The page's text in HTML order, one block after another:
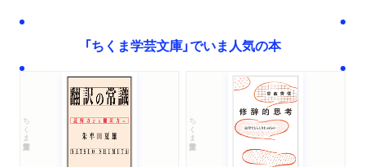
「ちくま学芸文庫」でいま人気の本
ちくま学芸文庫 ちくま学芸文庫